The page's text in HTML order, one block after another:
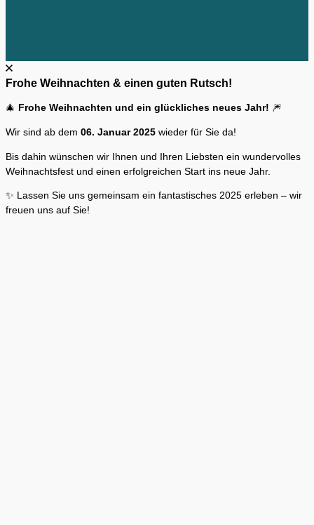
Frohe Weihnachten & einen guten Rutsch!
🎄 Frohe Weihnachten und ein glückliches neues Jahr! 🎆
Wir sind ab dem 06. Januar 2025 wieder für Sie da!
Bis dahin wünschen wir Ihnen und Ihren Liebsten ein wundervolles
Weihnachtsfest und einen erfolgreichen Start ins neue Jahr.
✨ Lassen Sie uns gemeinsam ein fantastisches 2025 erleben – wir
freuen uns auf Sie!